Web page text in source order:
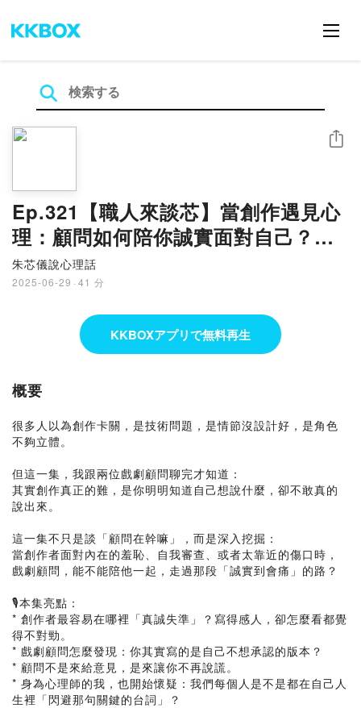
Ep.321【職人來談芯】當創作遇見心
理：顧問如何陪你誠實面對自己？
_feat. 《兩個戲劇顧問》阿松＆拉丁
(下)
朱芯儀說心理話
2025-06-29 · 41 分
シェア
KKBOXアプリで無料再生
概要
很多人以為創作卡關，是技術問題，是情節沒設計好，是角色
不夠立體。
但這一集，我跟兩位戲劇顧問聊完才知道：
其實創作真正的難，是你明明知道自己想說什麼，卻不敢真的
說出來。
這一集不只是談「顧問在幹嘛」，而是深入挖掘：
當創作者面對內在的羞恥、自我審查、或者太靠近的傷口時，
戲劇顧問，能不能陪他一起，走過那段「誠實到會痛」的路？
🎙本集亮點：
* 創作者最容易在哪裡「真誠失準」？寫得感人，卻怎麼看都覺
得不對勁。
* 戲劇顧問怎麼發現：你其實寫的是自己不想承認的版本？
* 顧問不是來給意見，是來讓你不再說謊。
* 身為心理師的我，也開始懷疑：我們每個人是不是都在自己人
生裡「閃避那句關鍵的台詞」？